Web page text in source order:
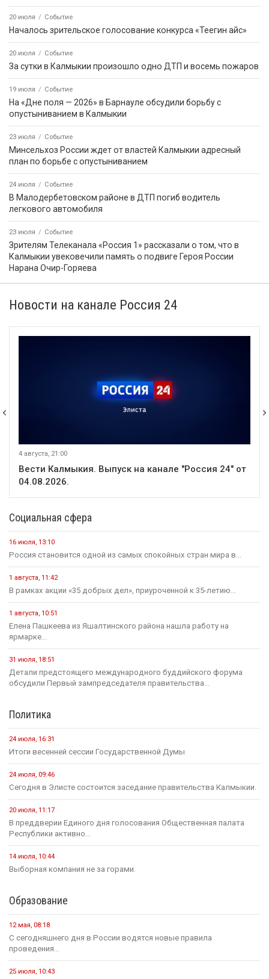
20 июля Событие
Началось зрительское голосование конкурса «Теегин айс»
20 июля Событие
За сутки в Калмыкии произошло одно ДТП и восемь пожаров
19 июля Событие
На «Дне поля — 2026» в Барнауле обсудили борьбу с
опустыниванием в Калмыкии
23 июля Событие
Минсельхоз России ждет от властей Калмыкии адресный
план по борьбе с опустыниванием
24 июля Событие
В Малодербетовском районе в ДТП погиб водитель
легкового автомобиля
23 июля Событие
Зрителям Телеканала «Россия 1» рассказали о том, что в
Калмыкии увековечили память о подвиге Героя России
Нарана Очир-Горяева
Новости на канале Россия 24
4 августа, 21:00
Вести Калмыкия. Выпуск на канале "Россия 24" от
04.08.2026.
Социальная сфера
16 июля, 13:10
Россия становится одной из самых спокойных стран мира в...
1 августа, 11:42
В рамках акции «35 добрых дел», приуроченной к 35-летию...
1 августа, 10:51
Елена Пашкеева из Яшалтинского района нашла работу на
ярмарке...
31 июля, 18:51
Детали предстоящего международного буддийского форума
обсудили Первый зампредседателя правительства...
Политика
24 июля, 16:31
Итоги весенней сессии Государственной Думы
24 июля, 09:46
Сегодня в Элисте состоится заседание правительства Калмыкии.
20 июля, 11:17
В преддверии Единого дня голосования Общественная палата
Республики активно...
14 июля, 10:44
Выборная компания не за горами.
Образование
12 мая, 08:18
С сегодняшнего дня в России водятся новые правила
проведения...
25 июля, 10:43